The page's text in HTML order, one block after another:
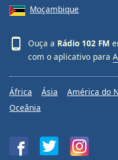
Moçambique
Ouça a Rádio 102 FM
com o aplicativo para
África Ásia América do
Oceânia